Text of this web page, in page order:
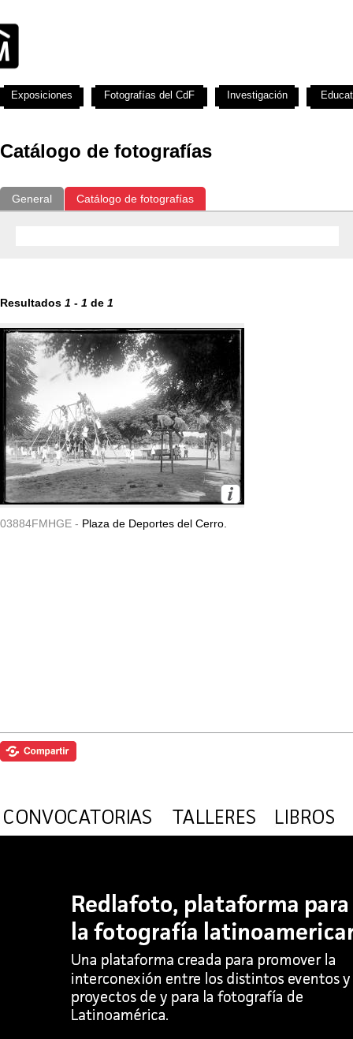
Catálogo de fotografías
General Catálogo de fotografías
Resultados 1 - 1 de 1
03884FMHGE - Plaza de Deportes del Cerro.
Exposiciones Fotografías del CdF Investigación